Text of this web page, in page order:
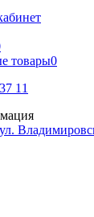
товары0
11